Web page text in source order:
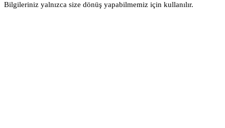
Bilgileriniz yalnızca size dönüş yapabilmemiz için kullanılır.